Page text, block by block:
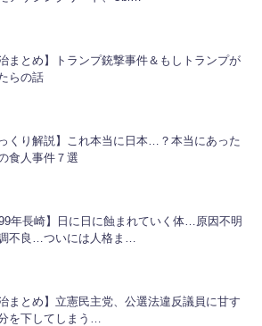
治まとめ】トランプ銃撃事件＆もしトランプが
らの話
っくり解説】これ本当に日本…？本当にあった
食人事件７選
年長崎】日に日に蝕まれていく体…原因不明
不良…ついには人格ま…
治まとめ】立憲民主党、公選法違反議員に甘す
を下してしまう…